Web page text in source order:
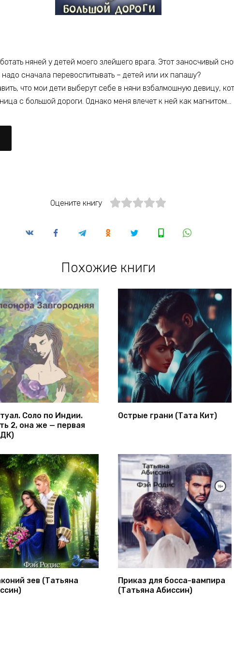
няней у детей моего злейшего врага. Этот заносчивый
сначала перевоспитывать – детей или их папашу?
что мои дети выберут себе в няни взбалмошную девицу,
с большой дороги. Однако меня влечет к ней как магнитом…
Оцените книгу
Похожие книги
Соло по Индии.
2, она же — первая
Острые грани (Тата Кит)
зев (Татьяна
Приказ для босса-вампира
(Татьяна Абиссин)